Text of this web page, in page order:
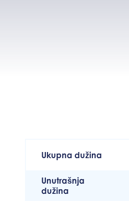
Ukupna dužina
Unutrašnja
dužina